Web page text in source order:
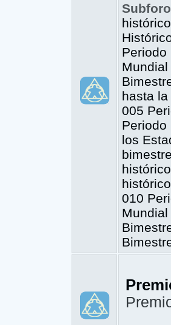
Periodo
hasta
005
Periodo
los
010